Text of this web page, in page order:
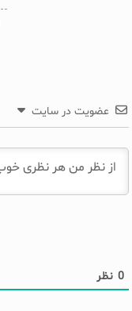
عضویت در سایت
0 نظر